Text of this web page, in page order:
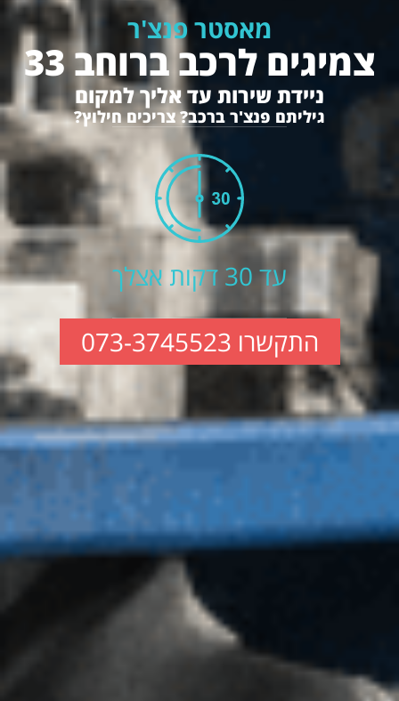
מאסטר פנצ'ר
צמיגים לרכב ברוחב 33
ניידת שירות עד אליך למקום
גיליתם פנצ'ר ברכב? צריכים חילוץ?
עד 30 דקות אצלך
התקשרו 073-3745523